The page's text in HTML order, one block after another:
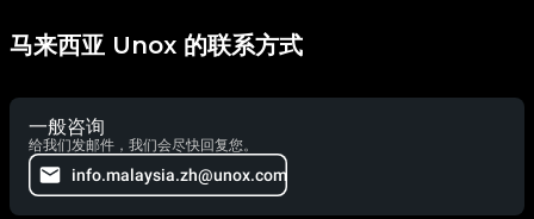
马来西亚 Unox 的联系方式
一般咨询
给我们发邮件，我们会尽快回复您。
info.malaysia.zh@unox.com